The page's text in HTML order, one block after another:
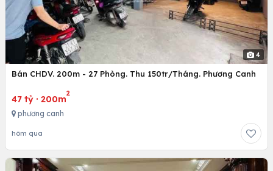
4
Bán CHDV. 200m - 27 Phòng. Thu 150tr/Tháng. Phương Canh
47 tỷ · 200m
2
phương canh
hôm qua